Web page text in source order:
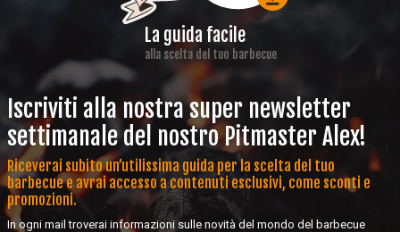
La guida facile
alla scelta del tuo barbecue
Iscriviti alla nostra super newsletter
settimanale del nostro Pitmaster Alex!
Riceverai subito un’utilissima guida per la scelta del tuo
barbecue e avrai accesso a contenuti esclusivi, come sconti e
promozioni.
In ogni mail troverai informazioni sulle novità del mondo del barbecue